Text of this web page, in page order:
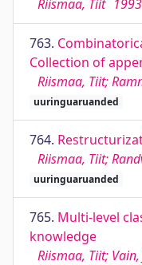
Riismaa, Tiit 1993
763.
Collection of
Riismaa, Tiit;
uuringuaruanded
764.
Riismaa, Tiit;
uuringuaruanded
765. Multi-level
knowledge
Riismaa, Tiit; Vain,